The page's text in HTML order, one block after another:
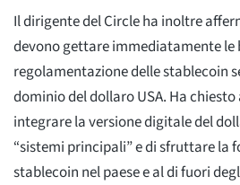
Il dirigente del Circle ha inoltre
devono gettare immediatamente le
regolamentazione delle stablecoin
dominio del dollaro USA. Ha chiesto
integrare la versione digitale del
“sistemi principali” e di sfruttare la
stablecoin nel paese e al di fuori